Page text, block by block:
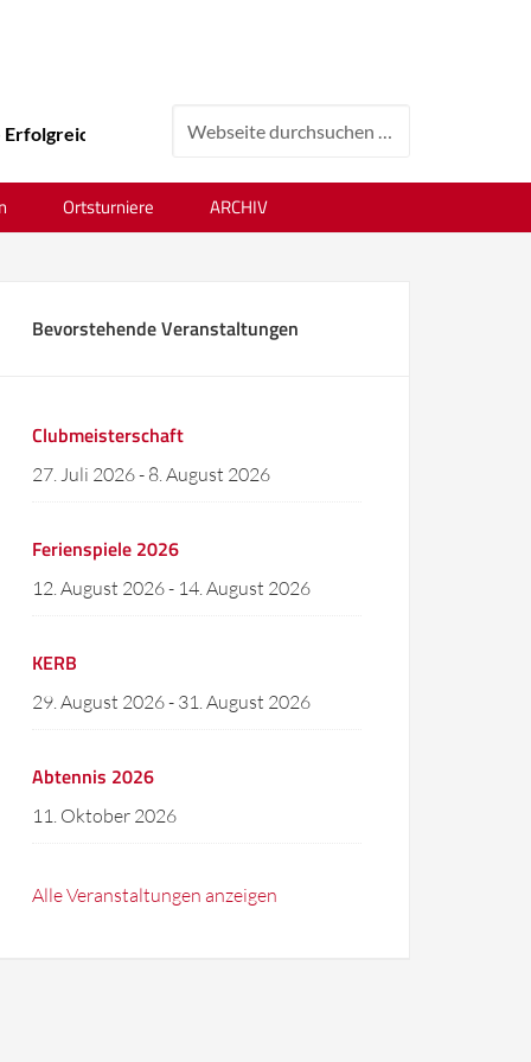
Tenniswochenende beim 24. Ortsvereinsturnier !
Ortsturniere ARCHIV
Bevorstehende Veranstaltungen
Clubmeisterschaft
27. Juli 2026- 8. August 2026
Ferienspiele 2026
12. August 2026- 14. August 2026
KERB
29. August 2026- 31. August 2026
Abtennis 2026
11. Oktober 2026
Alle Veranstaltungen anzeigen